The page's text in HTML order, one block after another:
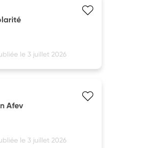
le 3 juillet 2026
Afev
le 3 juillet 2026